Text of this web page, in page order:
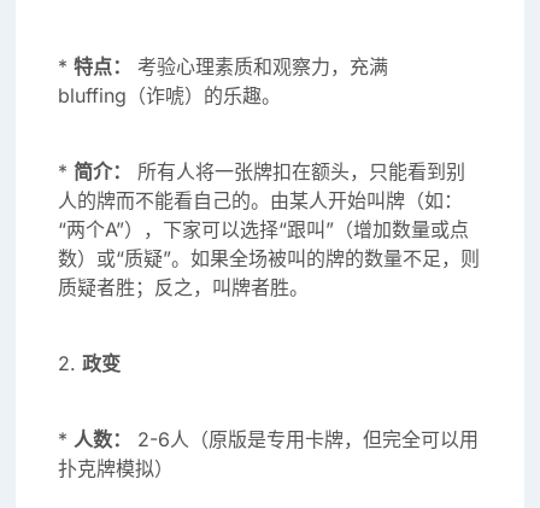
* 特点：
考验心理素质和观察力，充满
bluffing（诈唬）的乐趣。
* 简介：
所有人将一张牌扣在额头，只能看到别
人的牌而不能看自己的。由某人开始叫牌（如：
“两个A”），下家可以选择“跟叫”（增加数量或点
数）或“质疑”。如果全场被叫的牌的数量不足，则
质疑者胜；反之，叫牌者胜。
2. 政变
* 人数：
2-6人（原版是专用卡牌，但完全可以用
扑克牌模拟）